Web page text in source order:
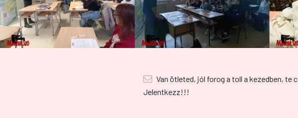
Van ötleted, jól forog a toll a kezedben, te
Jelentkezz!!!